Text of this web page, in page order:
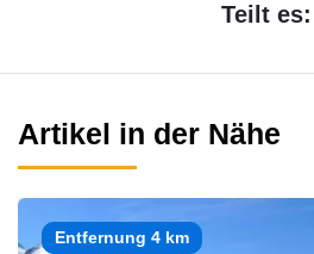
Teilt es:
Artikel in der Nähe
Entfernung 4 km